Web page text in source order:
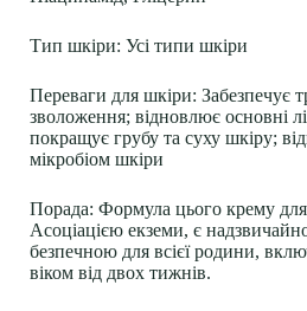
Тип шкіри: Усі типи шкіри
Переваги для шкіри: Забезпечує
зволоження; відновлює основні
покращує грубу та суху шкіру;
мікробіом шкіри
Порада: Формула цього крему для
Асоціацією екземи, є
безпечною для всієї родини,
віком від двох тижнів.